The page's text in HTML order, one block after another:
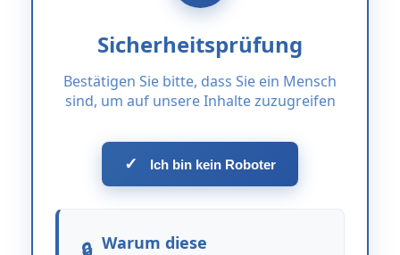
Sicherheitsprüfung
Bestätigen Sie bitte, dass Sie ein Mensch
sind, um auf unsere Inhalte zuzugreifen
✓ Ich bin kein Roboter
Warum diese